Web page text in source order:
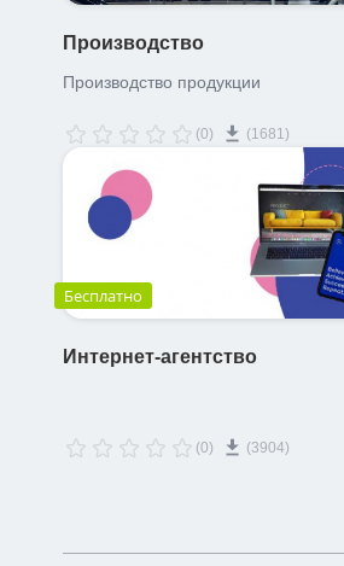
Производство
Производство продукции
(0) (1681)
Бесплатно
Интернет-агентство
(0) (3904)